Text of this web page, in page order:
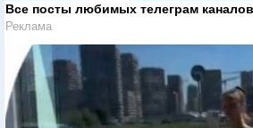
Все посты любимых телеграм
Реклама